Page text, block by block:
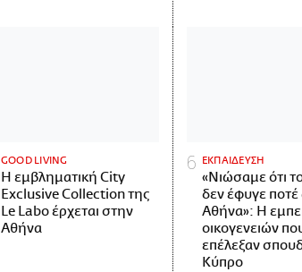
GOOD LIVING
Η εμβληματική City
Exclusive Collection της
Le Labo έρχεται στην
Αθήνα
ΕΚΠΑΙΔΕΥΣΗ
«Νιώσαμε ότι
δεν έφυγε ποτέ
Αθήνα»: Η
οικογενειών
επέλεξαν
Κύπρο